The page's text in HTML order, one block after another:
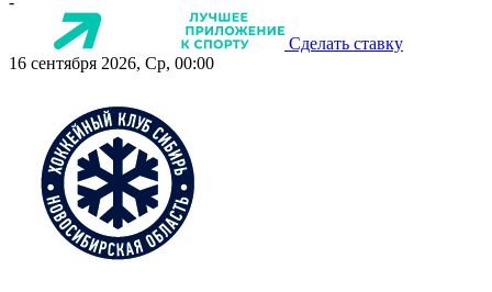
Сделать ставку
16 сентября 2026, Ср, 00:00